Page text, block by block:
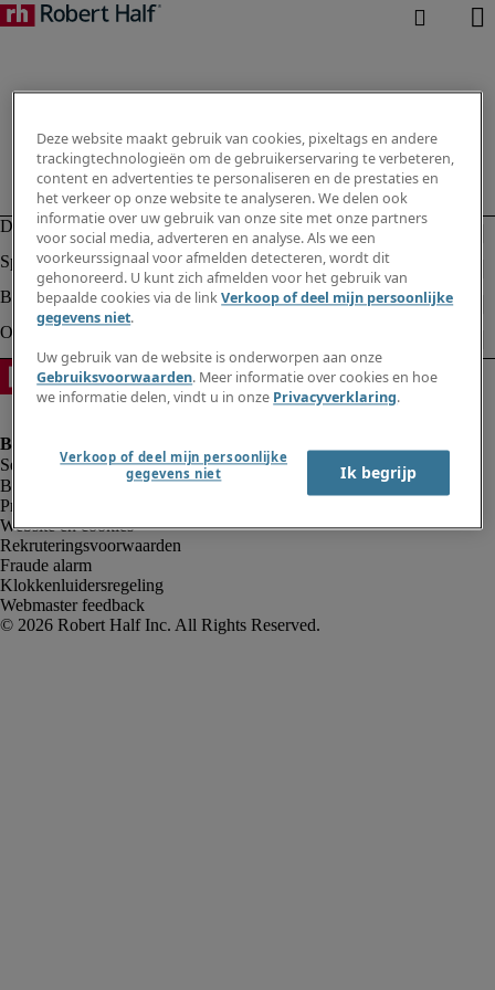
Bedrijfsinformatie
Privacyverklaring
Website en cookies
Rekruteringsvoorwaarden
Fraude alarm
Klokkenluidersregeling
Webmaster feedback
Deze website maakt gebruik van cookies, pixeltags en andere
trackingtechnologieën om de gebruikerservaring te verbeteren,
content en advertenties te personaliseren en de prestaties en
het verkeer op onze website te analyseren. We delen ook
informatie over uw gebruik van onze site met onze partners
voor social media, adverteren en analyse. Als we een
voorkeurssignaal voor afmelden detecteren, wordt dit
gehonoreerd. U kunt zich afmelden voor het gebruik van
bepaalde cookies via de linkVerkoop of deel mijn persoonlijke
gegevens niet.
Uw gebruik van de website is onderworpen aan onze
Gebruiksvoorwaarden. Meer informatie over cookies en hoe
we informatie delen, vindt u in onze Privacyverklaring.
Verkoop of deel mijn persoonlijke
gegevens niet
Ik begrijp